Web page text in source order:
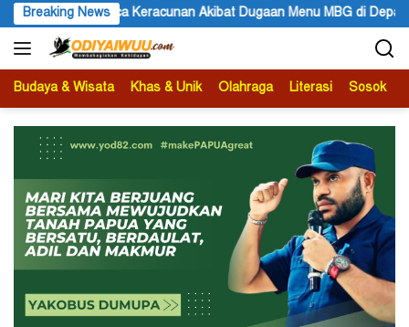
Langsung
ke
konten
Breaking News
Menu MBG di Depapre Bupati Kabupaten
Budaya & Wisata Khas & Unik Olahraga Literasi Sosok